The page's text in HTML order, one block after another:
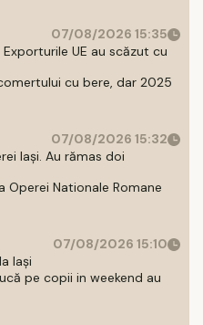
07/08/2026 15:35
UE au scăzut cu
cu bere, dar 2025
07/08/2026 15:32
Iași. Au rămas doi
Nationale Romane
07/08/2026 15:10
Iași
pe copii in weekend au